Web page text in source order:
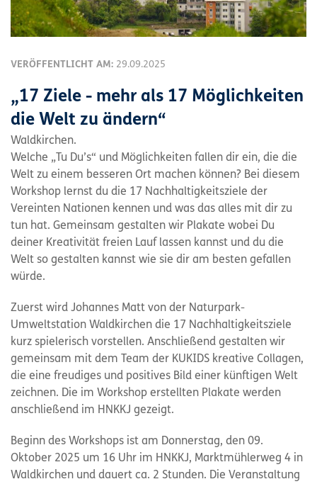
VERÖFFENTLICHT AM: 29.09.2025
„17 Ziele - mehr als 17 Möglichkeiten
die Welt zu ändern“
Waldkirchen.
Welche „Tu Du’s“ und Möglichkeiten fallen dir ein, die die
Welt zu einem besseren Ort machen können? Bei diesem
Workshop lernst du die 17 Nachhaltigkeitsziele der
Vereinten Nationen kennen und was das alles mit dir zu
tun hat. Gemeinsam gestalten wir Plakate wobei Du
deiner Kreativität freien Lauf lassen kannst und du die
Welt so gestalten kannst wie sie dir am besten gefallen
würde.
Zuerst wird Johannes Matt von der Naturpark-
Umweltstation Waldkirchen die 17 Nachhaltigkeitsziele
kurz spielerisch vorstellen. Anschließend gestalten wir
gemeinsam mit dem Team der KUKIDS kreative Collagen,
die eine freudiges und positives Bild einer künftigen Welt
zeichnen. Die im Workshop erstellten Plakate werden
anschließend im HNKKJ gezeigt.
Beginn des Workshops ist am Donnerstag, den 09.
Oktober 2025 um 16 Uhr im HNKKJ, Marktmühlerweg 4 in
Waldkirchen und dauert ca. 2 Stunden. Die Veranstaltung